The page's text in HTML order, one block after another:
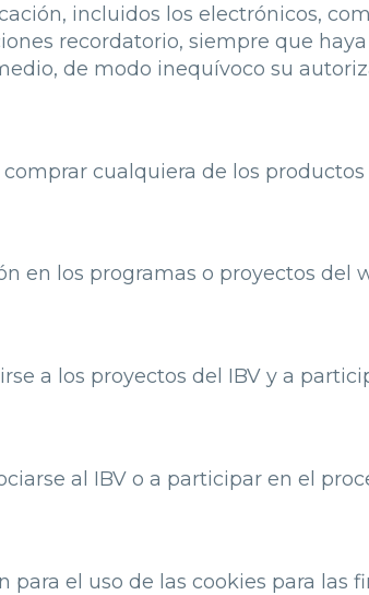
incluidos los electrónicos,
recordatorio, siempre que
de modo inequívoco su
cualquiera de los
en los programas o proyectos del
a los proyectos del IBV y a
al IBV o a participar en el
para el uso de las cookies para las